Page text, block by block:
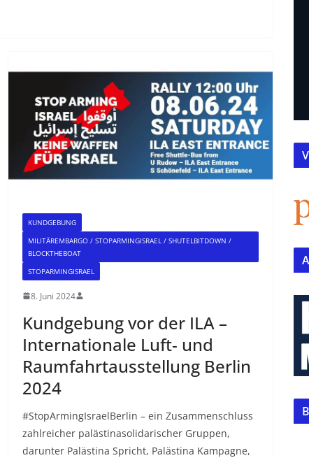
KUNDGEBUNG
MILITÄREMBARGO / STOPARMINGISRAEL / SHUTELBITDOWN /
BLOCKTHEBOAT
STOPARMINGISRAEL
8. Juni 2024
Kundgebung vor der ILA –
Internationale Luft- und
Raumfahrtausstellung Berlin
2024
#StopArmingIsraelBerlin – ein Zusammenschluss
zahlreicher palästinasolidarischer Gruppen,
darunter Palästina Spricht, Palästina Kampagne,